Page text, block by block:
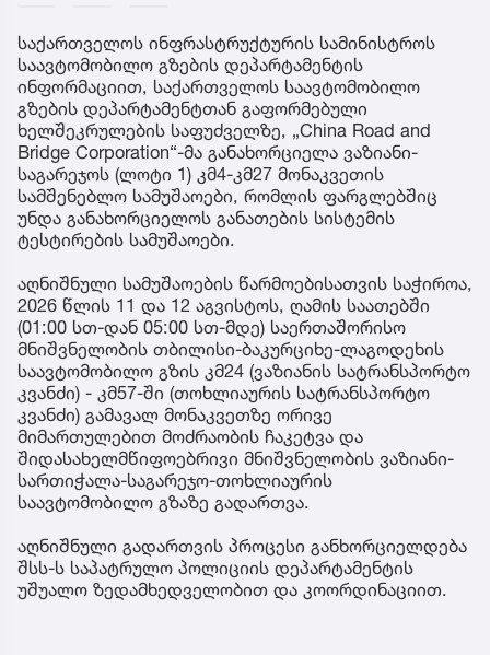
საქართველოს ინფრასტრუქტურის სამინისტროს
საავტომობილო გზების დეპარტამენტის
ინფორმაციით, საქართველოს საავტომობილო
გზების დეპარტამენტთან გაფორმებული
ხელშეკრულების საფუძველზე, „China Road and
Bridge Corporation“-მა განახორციელა ვაზიანი-
საგარეჯოს (ლოტი 1) კმ4-კმ27 მონაკვეთის
სამშენებლო სამუშაოები, რომლის ფარგლებშიც
უნდა განახორციელოს განათების სისტემის
ტესტირების სამუშაოები.
აღნიშნული სამუშაოების წარმოებისათვის საჭიროა,
2026 წლის 11 და 12 აგვისტოს, ღამის საათებში
(01:00 სთ-დან 05:00 სთ-მდე) საერთაშორისო
მნიშვნელობის თბილისი-ბაკურციხე-ლაგოდეხის
საავტომობილო გზის კმ24 (ვაზიანის სატრანსპორტო
კვანძი) - კმ57-ში (თოხლიაურის სატრანსპორტო
კვანძი) გამავალ მონაკვეთზე ორივე
მიმართულებით მოძრაობის ჩაკეტვა და
შიდასახელმწიფოებრივი მნიშვნელობის ვაზიანი-
სართიჭალა-საგარეჯო-თოხლიაურის
საავტომობილო გზაზე გადართვა.
აღნიშნული გადართვის პროცესი განხორციელდება
შსს-ს საპატრულო პოლიციის დეპარტამენტის
უშუალო ზედამხედველობით და კოორდინაციით.